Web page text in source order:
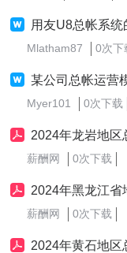
用友U8总帐系统的
Mlatham87 0次下
某公司总帐运营
Myer101 0次下载
2024年龙岩地区
薪酬网 0次下载
2024年黑龙江省
薪酬网 0次下载
2024年黄石地区